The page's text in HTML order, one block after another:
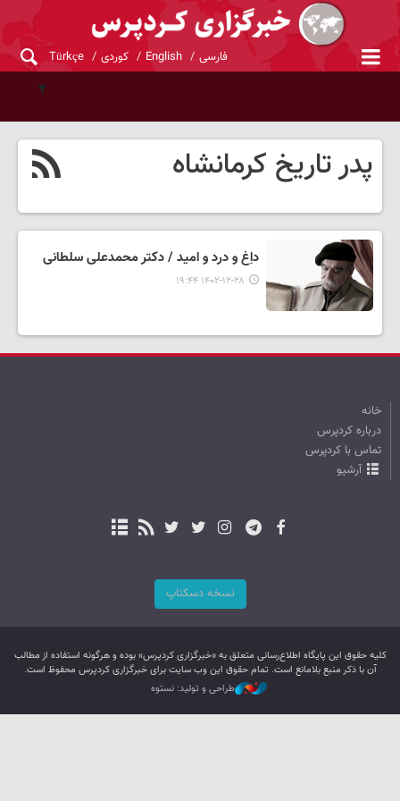
فارسی English کوردی Türkçe
پدر تاریخ کرمانشاه
داِغ و درد و امید / دکتر محمدعلی سلطانی
۱۴۰۲-۱۲-۲۸ ۱۹:۴۴
خانه
درباره کردپرس
تماس با کردپرس
آرشیو
نسخه دسکتاپ
کليه حقوق اين پایگاه اطلاع‌رسانی متعلق به «خبرگزاری کردپرس» بوده و هرگونه استفاده از مطالب
آن با ذکر منبع بلامانع است. تمام حقوق این وب سایت برای خبرگزاری کردپرس محفوظ است.
طراحی و تولید: نستوه